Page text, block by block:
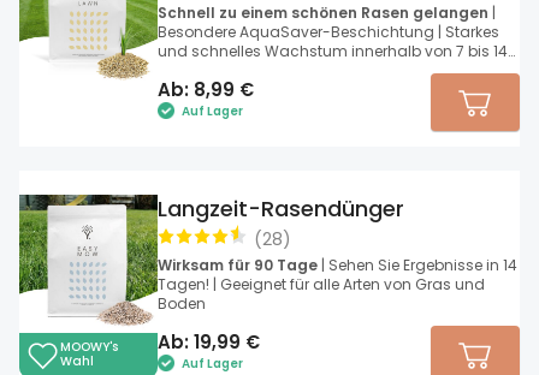
Schnell zu einem schönen Rasen gelangen |
Besondere AquaSaver-Beschichtung | Starkes
und schnelles Wachstum innerhalb von 7 bis 14
Ab: 8,99 €
Auf Lager
MOOWY's
Wahl
(28)
Langzeit-Rasendünger
Wirksam für 90 Tage | Sehen Sie Ergebnisse in 14
Tagen! | Geeignet für alle Arten von Gras und
Boden
Ab: 19,99 €
Auf Lager